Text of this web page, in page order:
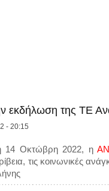
εκδήλωση της ΤΕ
- 20:15
14 Οκτώβρη 2022, η
τις κοινωνικές